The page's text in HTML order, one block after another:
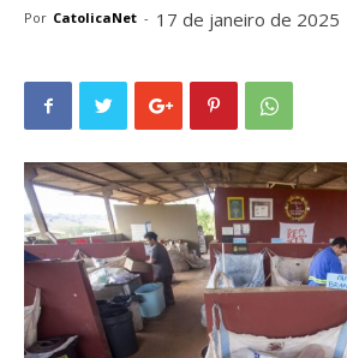
Por CatolicaNet - 17 de janeiro de 2025